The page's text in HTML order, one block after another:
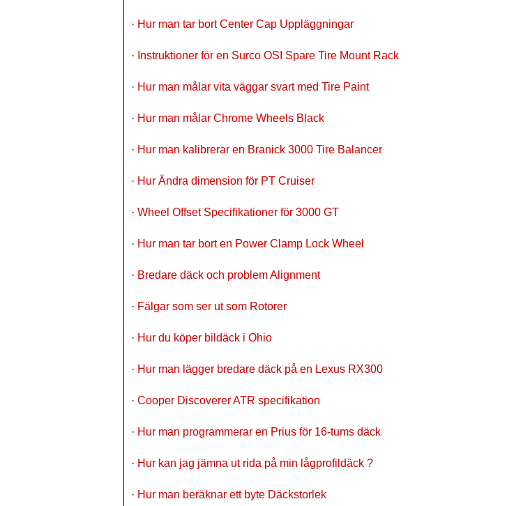
· Hur man tar bort Center Cap Uppläggningar
· Instruktioner för en Surco OSI Spare Tire Mount Rack
· Hur man målar vita väggar svart med Tire Paint
· Hur man målar Chrome Wheels Black
· Hur man kalibrerar en Branick 3000 Tire Balancer
· Hur Ändra dimension för PT Cruiser
· Wheel Offset Specifikationer för 3000 GT
· Hur man tar bort en Power Clamp Lock Wheel
· Bredare däck och problem Alignment
· Fälgar som ser ut som Rotorer
· Hur du köper bildäck i Ohio
· Hur man lägger bredare däck på en Lexus RX300
· Cooper Discoverer ATR specifikation
· Hur man programmerar en Prius för 16-tums däck
· Hur kan jag jämna ut rida på min lågprofildäck ?
· Hur man beräknar ett byte Däckstorlek